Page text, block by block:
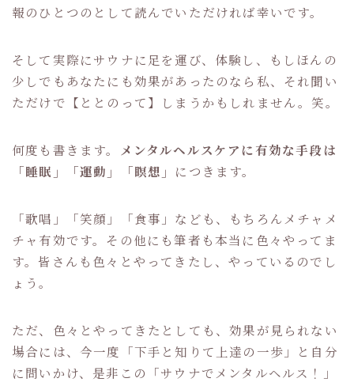
報のひとつのとして読んでいただければ幸いです。
そして実際にサウナに足を運び、体験し、もしほんの
少しでもあなたにも効果があったのなら私、それ聞い
ただけで【ととのって】しまうかもしれません。笑。
何度も書きます。
メンタルヘルスケアに有効な手段は
「睡眠」「運動」「瞑想」 につきます。
「歌唱」「笑顔」「食事」なども、もちろんメチャメ
チャ有効です。その他にも筆者も本当に色々やってま
す。皆さんも色々とやってきたし、やっているのでし
ょう。
ただ、色々とやってきたとしても、効果が見られない
場合には、今一度「下手と知りて上達の一歩」と自分
に問いかけ、是非この「サウナでメンタルヘルス！」